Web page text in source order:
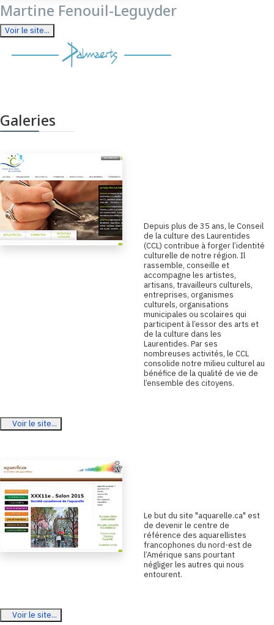
Martine Fenouil-Leguyder
Voir le site...
Galeries
Depuis plus de 35 ans, le Conseil
de la culture des Laurentides
(CCL) contribue à forger l’identité
culturelle de notre région. Il
rassemble, conseille et
accompagne les artistes,
artisans, travailleurs culturels,
entreprises, organismes
culturels, organisations
municipales ou scolaires qui
participent à l’essor des arts et
de la culture dans les
Laurentides. Par ses
nombreuses activités, le CCL
consolide notre milieu culturel au
bénéfice de la qualité de vie de
l’ensemble des citoyens.
Voir le site...
Le but du site "aquarelle.ca" est
de devenir le centre de
référence des aquarellistes
francophones du nord-est de
l’Amérique sans pourtant
négliger les autres qui nous
entourent.
Voir le site...